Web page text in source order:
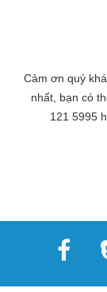
Cảm ơn quý
nhất, bạn có
121 5995